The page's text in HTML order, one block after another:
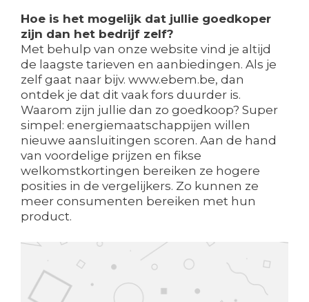
Hoe is het mogelijk dat jullie goedkoper
zijn dan het bedrijf zelf?
Met behulp van onze website vind je altijd
de laagste tarieven en aanbiedingen. Als je
zelf gaat naar bijv. www.ebem.be, dan
ontdek je dat dit vaak fors duurder is.
Waarom zijn jullie dan zo goedkoop? Super
simpel: energiemaatschappijen willen
nieuwe aansluitingen scoren. Aan de hand
van voordelige prijzen en fikse
welkomstkortingen bereiken ze hogere
posities in de vergelijkers. Zo kunnen ze
meer consumenten bereiken met hun
product.